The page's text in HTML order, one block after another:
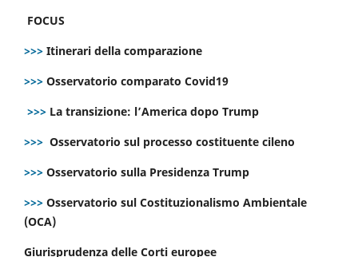
FOCUS
>>> Itinerari della comparazione
>>> Osservatorio comparato Covid19
>>> La transizione: l’America dopo Trump
>>> Osservatorio sul processo costituente cileno
>>> Osservatorio sulla Presidenza Trump
>>> Osservatorio sul Costituzionalismo Ambientale
(OCA)
Giurisprudenza delle Corti europee